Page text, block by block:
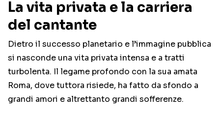
La vita privata e la carriera
del cantante
Dietro il successo planetario e l’immagine pubblica
si nasconde una vita privata intensa e a tratti
turbolenta. Il legame profondo con la sua amata
Roma, dove tuttora risiede, ha fatto da sfondo a
grandi amori e altrettanto grandi sofferenze.